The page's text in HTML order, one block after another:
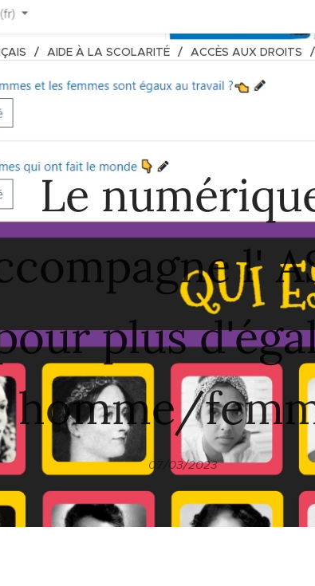
AIDE À LA SCOLARITÉ ACCÈS AUX DROITS
Le
l'
plus
homme/
07/03/2023